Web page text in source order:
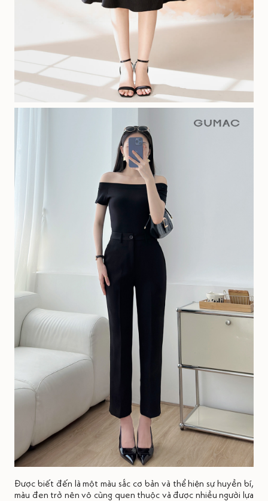
Được biết đến là một màu sắc cơ bản và thể hiện sự huyền bí,
màu đen trở nên vô cùng quen thuộc và được nhiều người lựa